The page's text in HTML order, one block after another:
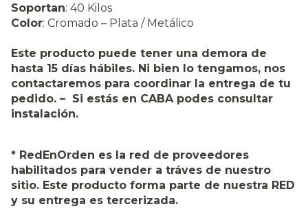
Soportan: 40 Kilos
Color: Cromado – Plata / Metálico
Este producto puede tener una demora de
hasta 15 días hábiles. Ni bien lo tengamos, nos
contactaremos para coordinar la entrega de tu
pedido. – Si estás en CABA podes consultar
instalación.
* RedEnOrden es la red de proveedores
habilitados para vender a tráves de nuestro
sitio. Este producto forma parte de nuestra RED
y su entrega es tercerizada.